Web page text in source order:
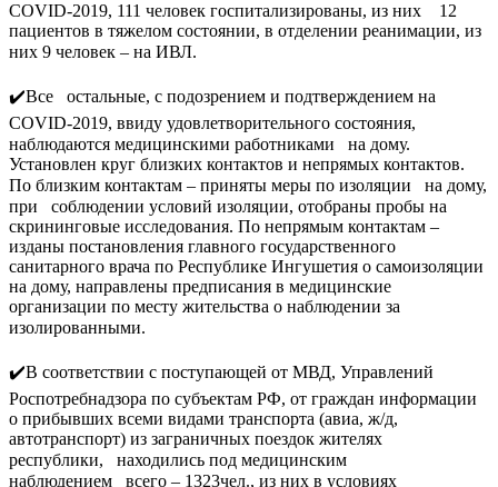
COVID-2019, 111 человек госпитализированы, из них⠀ 12
пациентов в тяжелом состоянии, в отделении реанимации, из
них 9 человек – на ИВЛ.⠀
✔️Все⠀остальные, с подозрением и подтверждением на
COVID-2019, ввиду удовлетворительного состояния,
наблюдаются медицинскими работниками⠀на дому.
Установлен круг близких контактов и непрямых контактов.
По близким контактам – приняты меры по изоляции⠀на дому,
при⠀соблюдении условий изоляции, отобраны пробы на
скрининговые исследования. По непрямым контактам –
изданы постановления главного государственного
санитарного врача по Республике Ингушетия о самоизоляции
на дому, направлены предписания в медицинские
организации по месту жительства о наблюдении за
изолированными.⠀
✔️В соответствии с поступающей от МВД, Управлений
Роспотребнадзора по субъектам РФ, от граждан информации
о прибывших всеми видами транспорта (авиа, ж/д,
автотранспорт) из заграничных поездок жителях
республики,⠀находились под медицинским
наблюдением⠀всего – 1323чел., из них в условиях